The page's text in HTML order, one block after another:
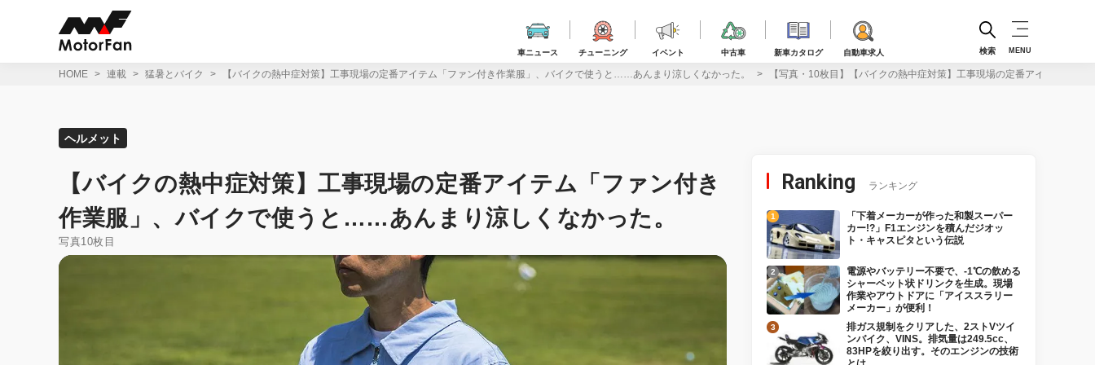
車ニュース チューニング イベント 中古車 新車カタログ 自動車求人 検索 MENU
HOME 連載 猛暑とバイク 【バイクの熱中症対策】工事現場の定番アイテム「ファン付き作業服」、バイクで使うと……あんまり涼しくなかった。 【写真・10枚目】【バイクの熱中症対策】工事現場の定番アイテム「
ヘルメット
【バイクの熱中症対策】工事現場の定番アイテム「ファン付き
作業服」、バイクで使うと……あんまり涼しくなかった。
写真10枚目
Ranking ランキング
「下着メーカーが作った和製スーパー
カー!?」F1エンジンを積んだジオッ
ト・キャスピタという伝説
電源やバッテリー不要で、-1℃の飲める
シャーベット状ドリンクを生成。現場
作業やアウトドアに「アイススラリー
メーカー」が便利！
排ガス規制をクリアした、2ストVツイ
ンバイク、VINS。排気量は249.5cc、
83HPを絞り出す。そのエンジンの技術